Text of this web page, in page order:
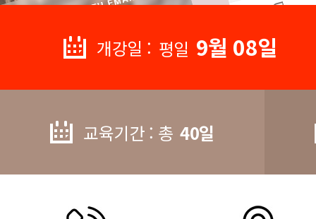
개강일 : 평일 9월 08일
교육기간 : 총 40일